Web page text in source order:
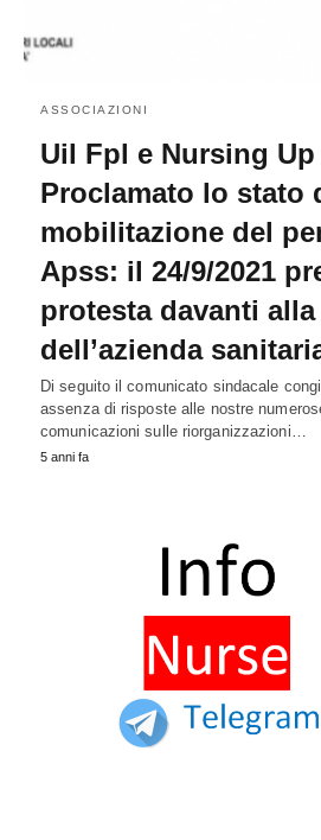
ASSOCIAZIONI
Uil Fpl e Nursing Up
Proclamato lo stato
mobilitazione del
Apss: il 24/9/2021
protesta davanti alla
dell’azienda
Di seguito il comunicato sindacale
assenza di risposte alle nostre
comunicazioni sulle riorganizzazioni…
5 anni fa